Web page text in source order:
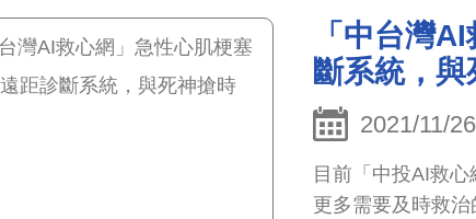
「中台灣
斷系統，與
2021/11/26
目前「中投AI救
更多需要及時救